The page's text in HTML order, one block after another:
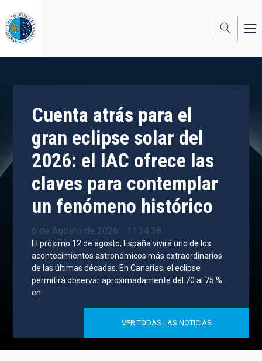
al
contenido
principal
Cuenta atrás para el
gran eclipse solar del
2026: el IAC ofrece las
claves para contemplar
un fenómeno histórico
6 de Agosto de 2026 - 11:34:38
El próximo 12 de agosto, España vivirá uno de los
acontecimientos astronómicos más extraordinarios
de las últimas décadas. En Canarias, el eclipse
permitirá observar aproximadamente del 70 al 75 %
en
VER TODAS LAS NOTICIAS